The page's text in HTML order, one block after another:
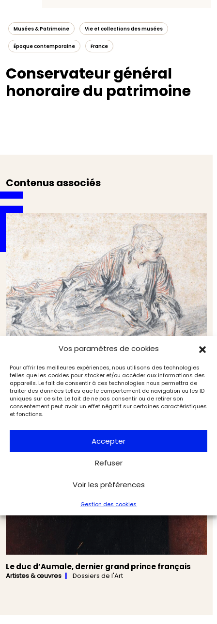
Vos paramètres de cookies
Pour offrir les meilleures expériences, nous utilisons des technologies
telles que les cookies pour stocker et/ou accéder aux informations des
appareils. Le fait de consentir à ces technologies nous permettra de
traiter des données telles que le comportement de navigation ou les ID
uniques sur ce site. Le fait de ne pas consentir ou de retirer son
consentement peut avoir un effet négatif sur certaines caractéristiques
et fonctions.
Accepter
Refuser
Voir les préférences
Gestion des cookies
Musées & Patrimoine Vie et collections des musées
Époque contemporaine France
Conservateur général
honoraire du patrimoine
Contenus associés
Antoine Watteau, peintre poète (5/9). Watteau à
Chantilly. Histoire d’une collection
Expositions Dossiers de l'Art
Le duc d’Aumale, dernier grand prince français
Artistes & œuvres Dossiers de l'Art